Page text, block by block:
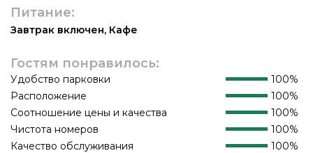
Питание:
Завтрак включен, Кафе
Гостям понравилось:
Удобство парковки
100%
Расположение
100%
Соотношение цены и качества
100%
Чистота номеров
100%
Качество обслуживания
100%